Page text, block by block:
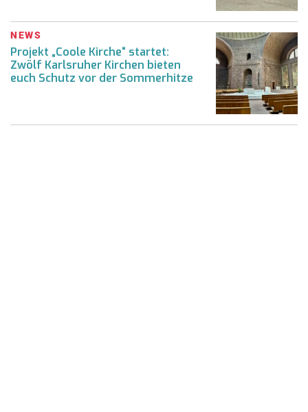
NEWS
Projekt „Coole Kirche“ startet:
Zwölf Karlsruher Kirchen bieten
euch Schutz vor der Sommerhitze